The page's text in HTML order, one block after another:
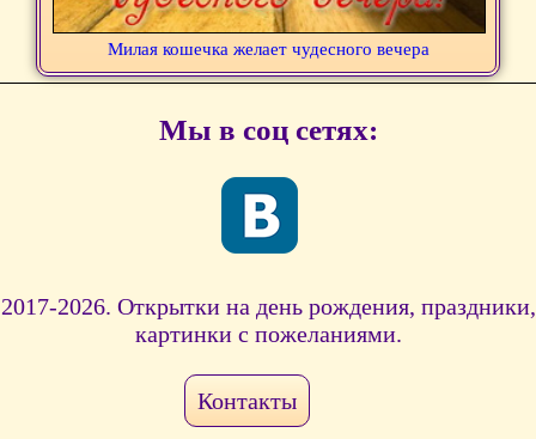
Милая кошечка желает чудесного вечера
Мы в соц сетях:
2017-2026. Открытки на день рождения, праздники,
картинки с пожеланиями.
Контакты